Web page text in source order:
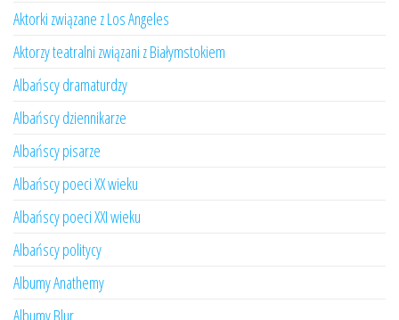
Aktorki związane z Los Angeles
Aktorzy teatralni związani z Białymstokiem
Albańscy dramaturdzy
Albańscy dziennikarze
Albańscy pisarze
Albańscy poeci XX wieku
Albańscy poeci XXI wieku
Albańscy politycy
Albumy Anathemy
Albumy Blur